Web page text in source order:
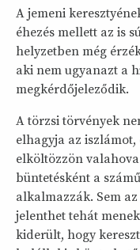
A jemeni
éhezés mellett az is
helyzetben még
aki nem ugyanazt a
megkérdőjeleződik.
A törzsi törvények
elhagyja az iszlámot,
elköltözzön
büntetésként a
alkalmazzák. Sem
jelenthet tehát
kiderült, hogy